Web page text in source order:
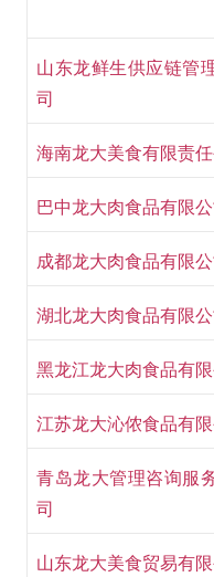
山东龙鲜生供应链管
司
海南龙大美食有限责
巴中龙大肉食品有限
成都龙大肉食品有限
湖北龙大肉食品有限
黑龙江龙大肉食品有
江苏龙大沁侬食品有
青岛龙大管理咨询服
司
山东龙大美食贸易有